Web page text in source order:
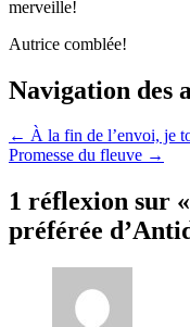
merveille!
Autrice comblée!
Navigation des
← À la fin de l’envoi, je
Promesse du fleuve →
1 réflexion sur «
préférée